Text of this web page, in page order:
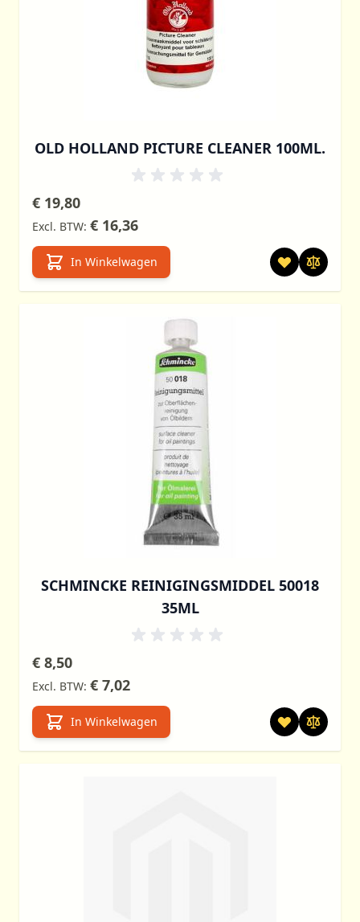
OLD HOLLAND PICTURE CLEANER 100ML.
€ 19,80
€ 16,36
In Winkelwagen
SCHMINCKE REINIGINGSMIDDEL 50018
35ML
€ 8,50
€ 7,02
In Winkelwagen